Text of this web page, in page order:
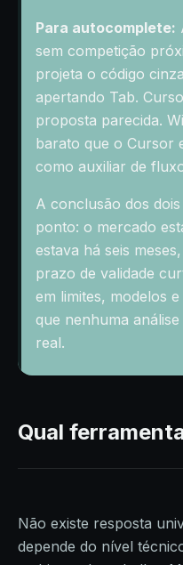
Para autocomplete:
sem competição
projeta o código
apertando Tab.
proposta parecida.
barato que o Cursor
como auxiliar de
A conclusão dos
ponto: o mercado
estava há seis
prazo de validade
em limites, modelos
que nenhuma
real.
Qual
Não existe resposta
depende do nível